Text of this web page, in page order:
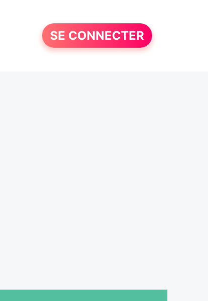
SE CONNECTER